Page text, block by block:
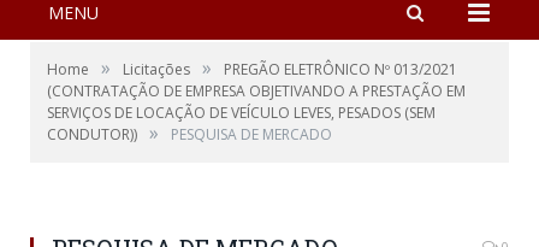
MENU
Home » Licitações »
PREGÃO ELETRÔNICO Nº 013/2021
(CONTRATAÇÃO DE EMPRESA OBJETIVANDO A PRESTAÇÃO EM
SERVIÇOS DE LOCAÇÃO DE VEÍCULO LEVES, PESADOS (SEM
CONDUTOR)) » PESQUISA DE MERCADO